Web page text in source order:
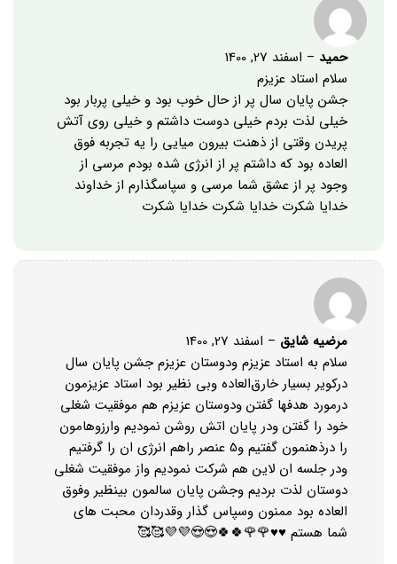
حمید – اسفند 27, 1400
سلام استاد عزیزم
جشن پایان سال پر از حال خوب بود و خیلی پربار بود
خیلی لذت بردم خیلی دوست داشتم و خیلی روی آتش
پریدن وقتی از ذهنت بیرون میایی را یه تجربه فوق
العاده بود که داشتم پر از انرژی شده بودم مرسی از
وجود پر از عشق شما مرسی و سپاسگذارم از خداوند
خدایا شکرت خدایا شکرت خدایا شکرت
مرضیه شایق – اسفند 27, 1400
سلام به استاد عزیزم ودوستان عزیزم جشن پایان سال
درکویر بسیار خارق‌العاده وبی نظیر بود استاد عزیزمون
درمورد هدفها گفتن ودوستان عزیزم هم موفقیت شغلی
خود را گفتن ودر پایان اتش روشن نمودیم وارزوهامون
را درذهنمون گفتیم و5 عنصر راهم انرژی ان را گرفتیم
ودر جلسه ان لاین هم شرکت نمودیم واز موفقیت شغلی
دوستان لذت بردیم وجشن پایان سالمون بینظیر وفوق
العاده بود ممنون وسپاس گذار وقدردان محبت های
شما هستم ♥️♥️🌹🌹🍀🍀😍😍💜💜🥰🥰